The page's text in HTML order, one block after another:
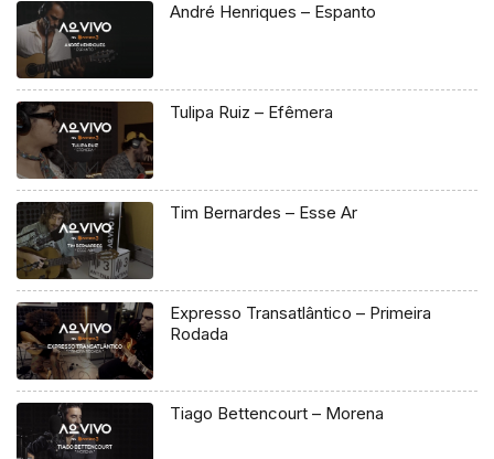
André Henriques – Espanto
Tulipa Ruiz – Efêmera
Tim Bernardes – Esse Ar
Expresso Transatlântico – Primeira
Rodada
Tiago Bettencourt – Morena